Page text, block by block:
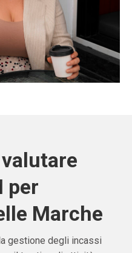
per
Marche
gestione degli incassi